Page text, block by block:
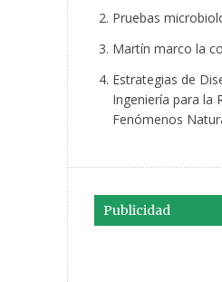
Pruebas
Martín marco la
Estrategias de
Ingeniería para la
Fenómenos
Publicidad